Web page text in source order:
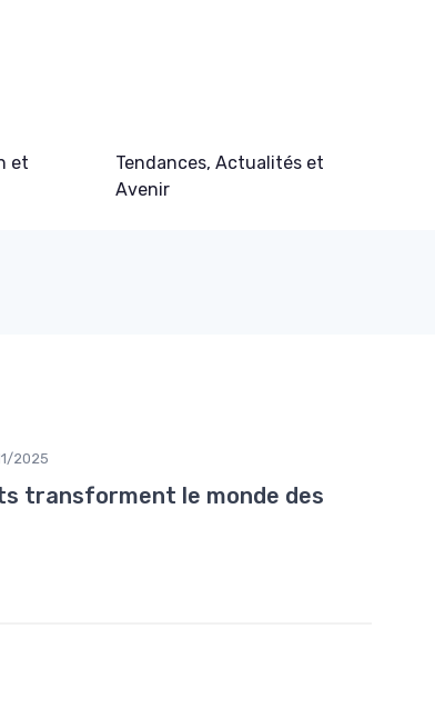
et
Tendances, Actualités et
Avenir
2025
transforment le monde des